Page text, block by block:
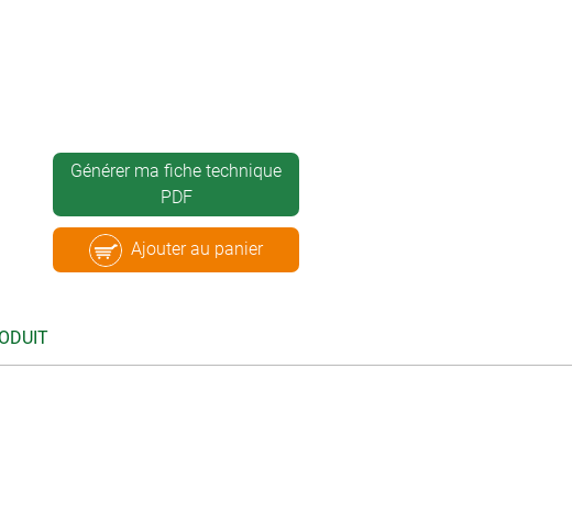
Générer ma fiche technique
PDF
Ajouter au panier